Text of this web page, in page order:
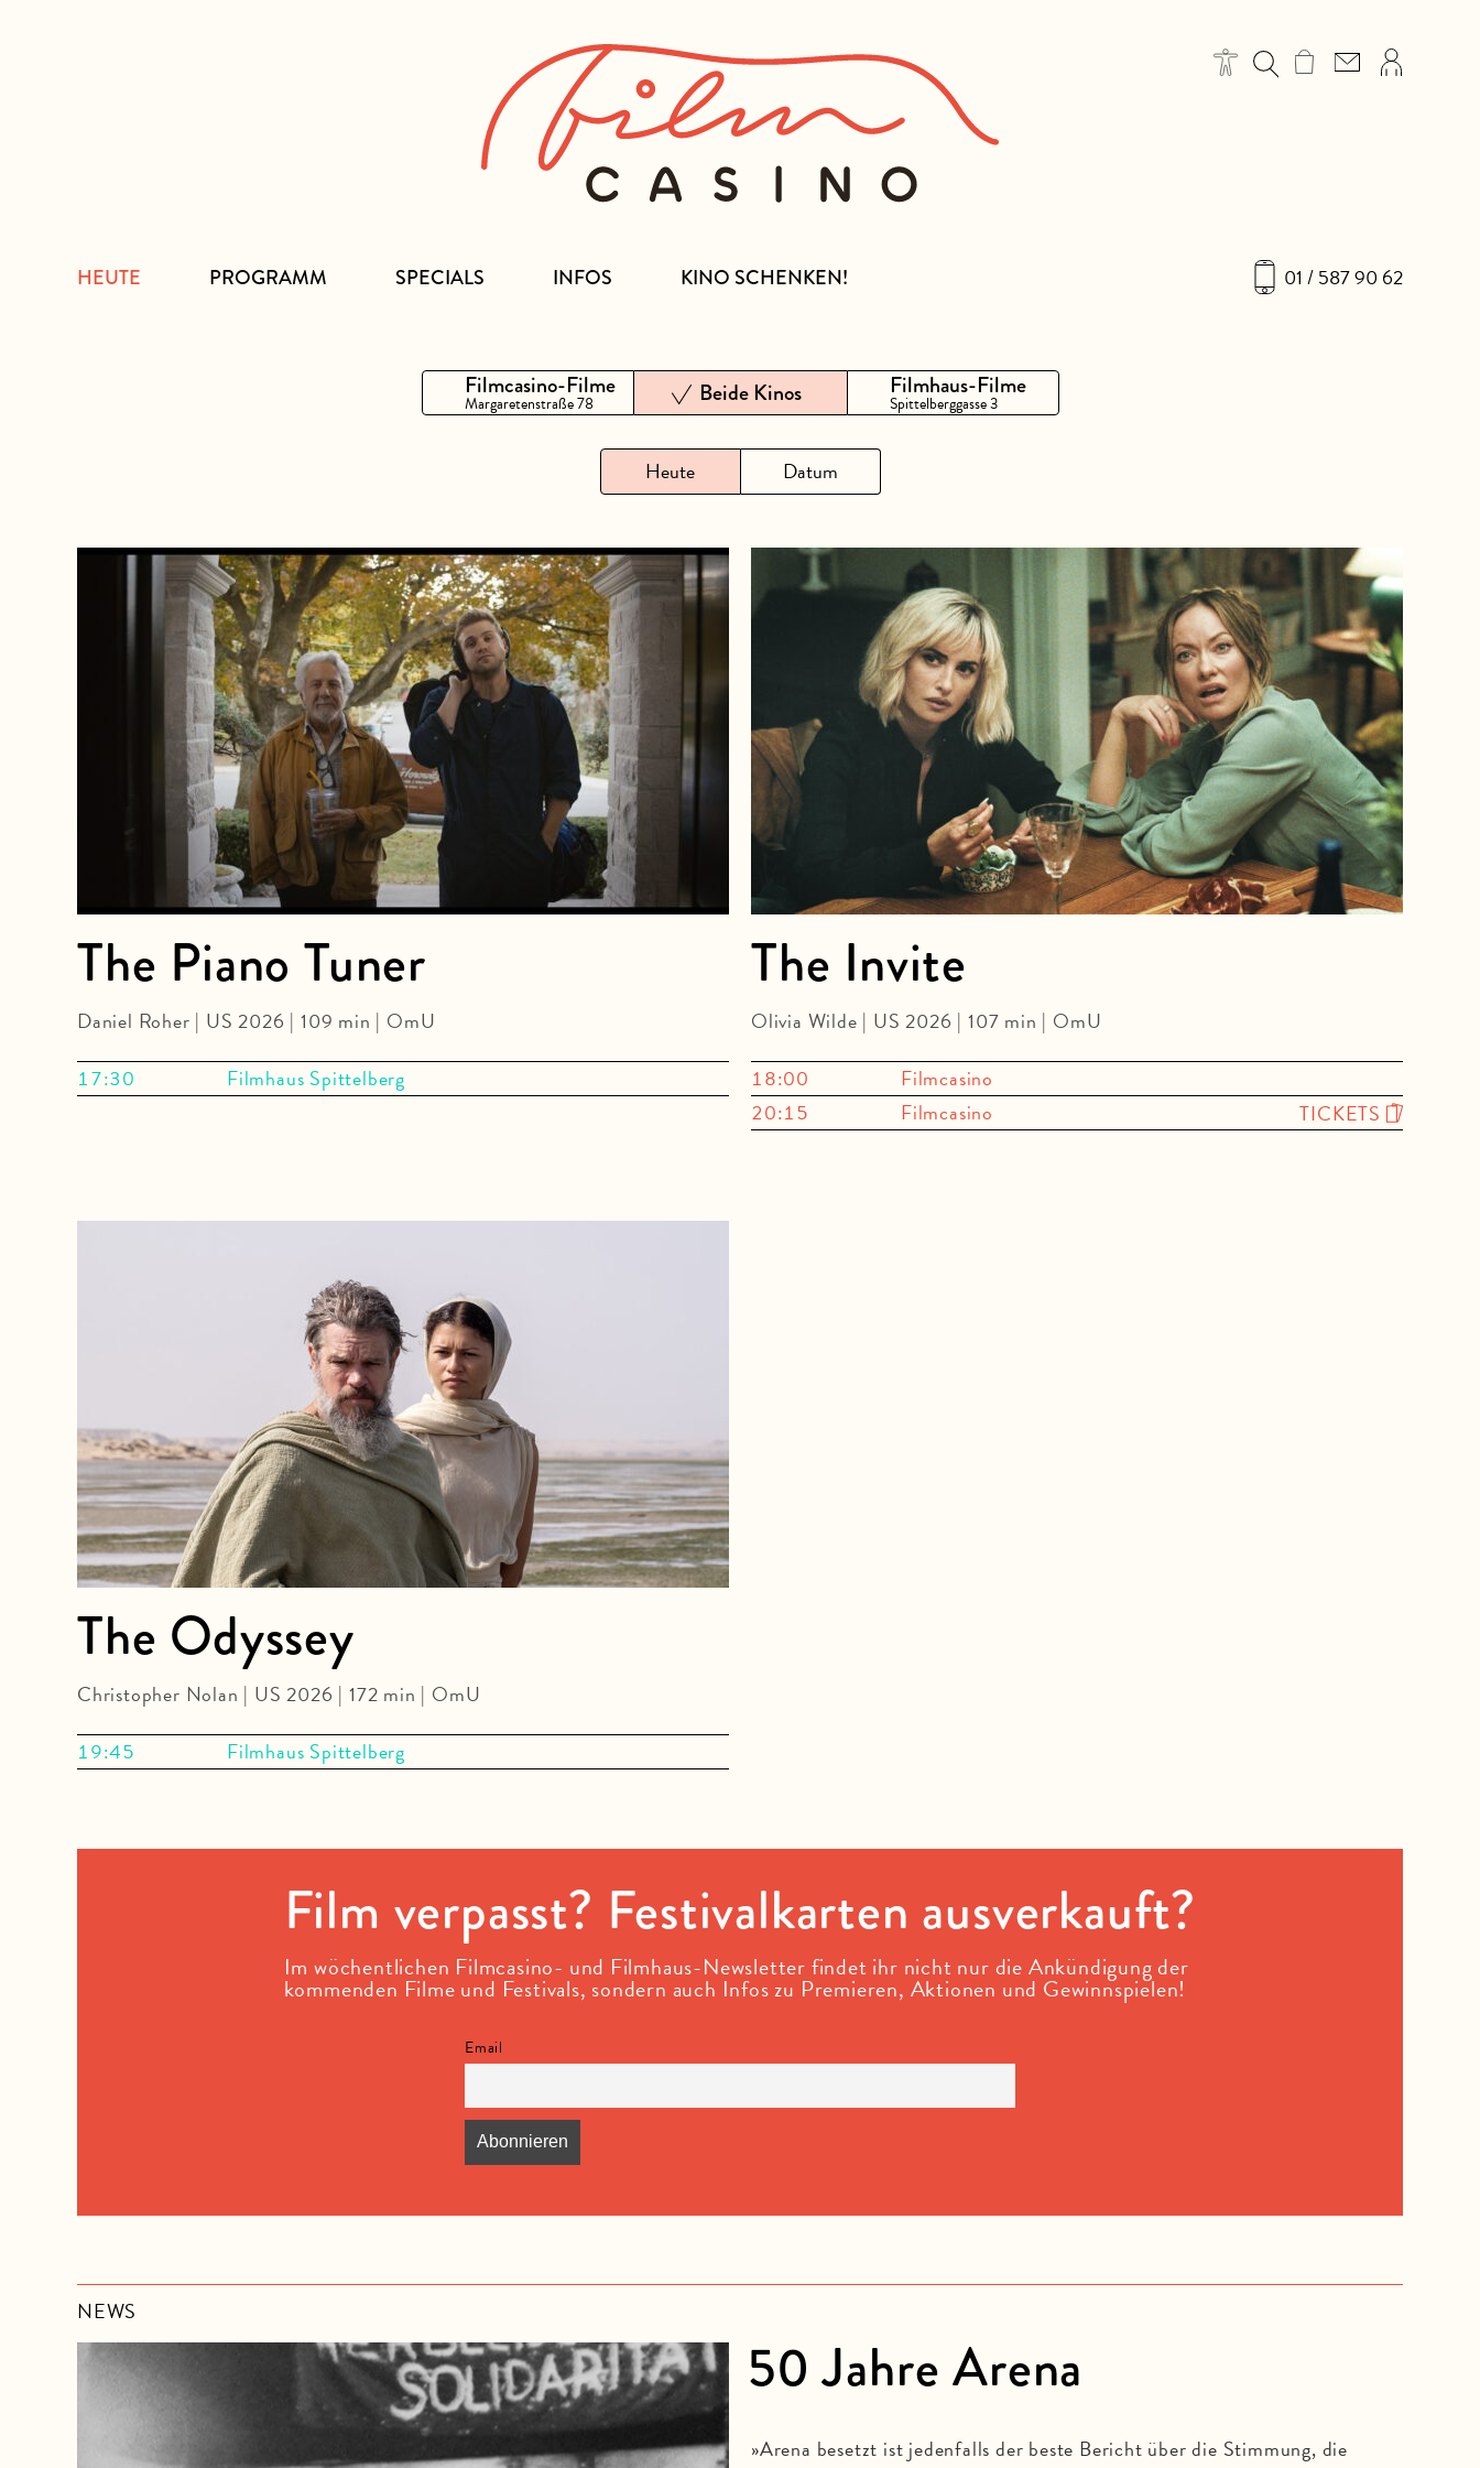
01 / 587 90 62
HEUTE PROGRAMM SPECIALS INFOS KINO SCHENKEN!
Filmcasino-Filme
Margaretenstraße 78 Beide Kinos Filmhaus-Filme
Spittelberggasse 3
Heute Datum
The Piano Tuner
Daniel Roher | US 2026 | 109 min | OmU
17:30
Filmhaus Spittelberg
The Invite
Olivia Wilde | US 2026 | 107 min | OmU
18:00
Filmcasino
20:15
Filmcasino TICKETS
The Odyssey
Christopher Nolan | US 2026 | 172 min | OmU
19:45
Filmhaus Spittelberg
Film verpasst? Festivalkarten ausverkauft?
Im wöchentlichen Filmcasino- und Filmhaus-Newsletter findet ihr nicht nur die Ankündigung der
kommenden Filme und Festivals, sondern auch Infos zu Premieren, Aktionen und Gewinnspielen!
Email
NEWS
50 Jahre Arena
»Arena besetzt ist jedenfalls der beste Bericht über die Stimmung, die